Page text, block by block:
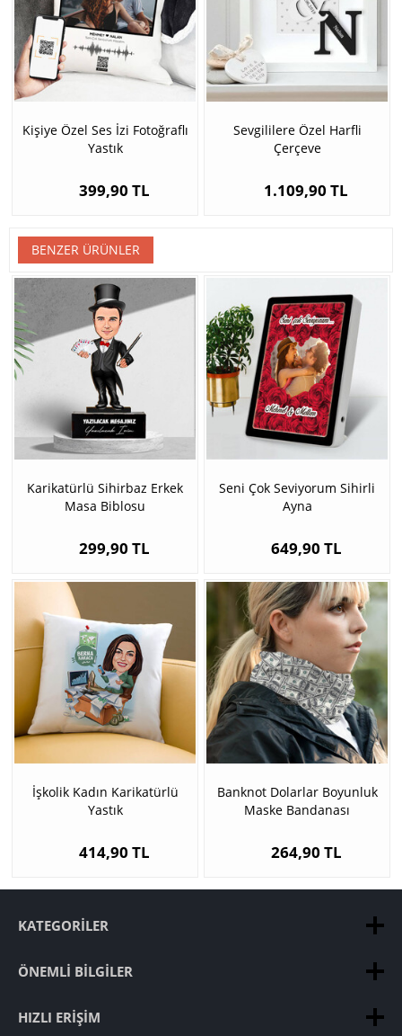
Kişiye Özel Ses İzi Fotoğraflı
Yastık
399,90 TL
Sevgililere Özel Harfli
Çerçeve
1.109,90 TL
BENZER ÜRÜNLER
Karikatürlü Sihirbaz Erkek
Masa Biblosu
299,90 TL
Seni Çok Seviyorum Sihirli
Ayna
649,90 TL
İşkolik Kadın Karikatürlü
Yastık
414,90 TL
Banknot Dolarlar Boyunluk
Maske Bandanası
264,90 TL
KATEGORILER
ÖNEMLI BILGILER
HIZLI ERIŞIM